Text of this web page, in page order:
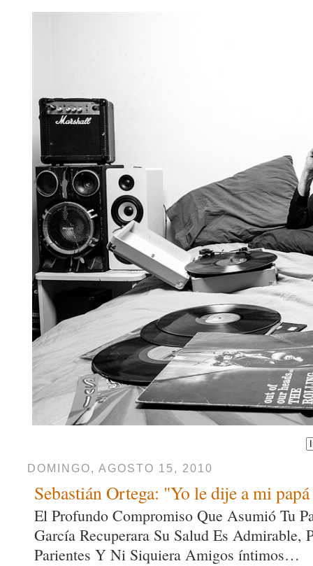
DOMINGO, AGOSTO 15, 2010
Sebastián Ortega: "Yo le dije a mi
El Profundo Compromiso Que Asumió Tu
García Recuperara Su Salud Es Admirable,
Parientes Y Ni Siquiera Amigos íntimos…